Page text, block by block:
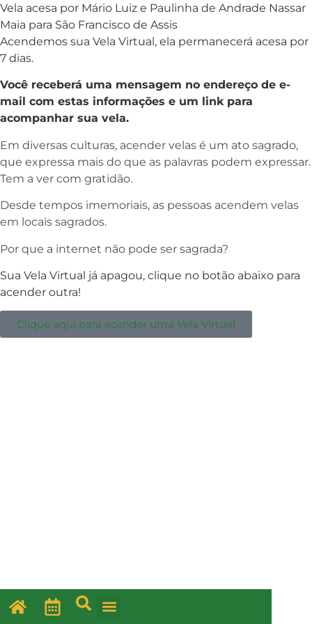
Vela acesa por Mário Luiz e Paulinha de Andrade Nassar
Maia para São Francisco de Assis
Acendemos sua Vela Virtual, ela permanecerá acesa por
7 dias.
Você receberá uma mensagem no endereço de e-
mail com estas informações e um link para
acompanhar sua vela.
Em diversas culturas, acender velas é um ato sagrado,
que expressa mais do que as palavras podem expressar.
Tem a ver com gratidão.
Desde tempos imemoriais, as pessoas acendem velas
em locais sagrados.
Por que a internet não pode ser sagrada?
Sua Vela Virtual já apagou, clique no botão abaixo para
acender outra!
Clique aqui para acender uma Vela Virtual